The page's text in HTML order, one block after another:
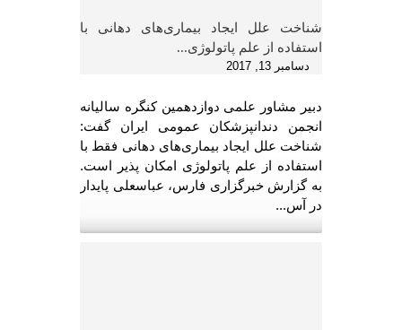
شناخت علل ایجاد بیماری‌های دهانى با
استفاده از علم پاتولوژی...
دسامبر 13, 2017
دبیر مشاور علمی دوازدهمین کنگره سالیانه
انجمن دندانپزشکان عمومی ایران گفت:
شناخت علل ایجاد بیماری‌های دهانى فقط با
استفاده از علم پاتولوژی امکان پذیر است.
به گزارش خبرگزاری فارس، عباسعلى پایدار
در آس...